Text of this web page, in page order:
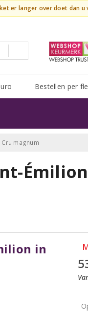
er langer over doet dan u
Bestellen per
magnum
in